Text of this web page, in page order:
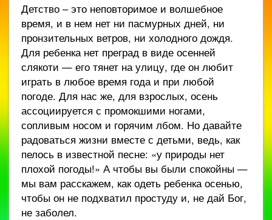
Детство – это неповторимое и волшебное
время, и в нем нет ни пасмурных дней, ни
пронзительных ветров, ни холодного дождя.
Для ребенка нет преград в виде осенней
слякоти — его тянет на улицу, где он любит
играть в любое время года и при любой
погоде. Для нас же, для взрослых, осень
ассоциируется с промокшими ногами,
сопливым носом и горячим лбом. Но давайте
радоваться жизни вместе с детьми, ведь, как
пелось в известной песне: «у природы нет
плохой погоды!» А чтобы вы были спокойны —
мы вам расскажем, как одеть ребенка осенью,
чтобы он не подхватил простуду и, не дай Бог,
не заболел.